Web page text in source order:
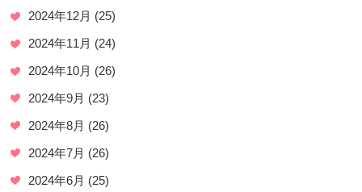
2024年12月 (25)
2024年11月 (24)
2024年10月 (26)
2024年9月 (23)
2024年8月 (26)
2024年7月 (26)
2024年6月 (25)